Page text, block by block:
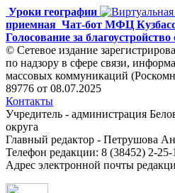
Уроки географии
приемная Чат-бот МФЦ
Голосование за благоустройство
© Сетевое издание
по надзору в сфере связи,
массовых коммуникаций
89776 от 08.07.2025
Контакты
Учредитель - администрация
округа
Главный редактор - Петрушова
Телефон редакции: 8 (38452) 2-25-
Адрес электронной почты